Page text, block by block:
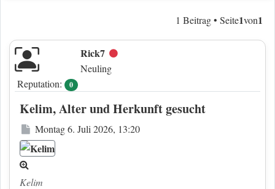
1 Beitrag • Seite1von1
Rick7 Offline
Neuling
Reputation:
0
Kelim, Alter und Herkunft gesucht
Beitrag
Montag 6. Juli 2026, 13:20
Kelim